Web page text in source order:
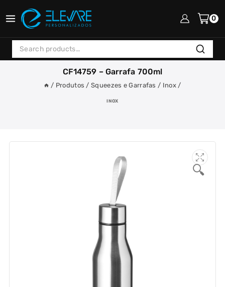
to
0
Search
for:
Search
CF14759 – Garrafa 700ml
/ Produtos / Squeezes e Garrafas / Inox /
INOX
🔍